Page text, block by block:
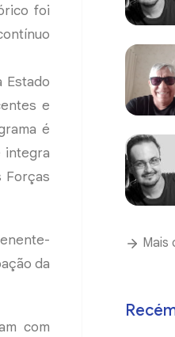
foi
Estado
e
é
integra
Forças
da
com
Mais